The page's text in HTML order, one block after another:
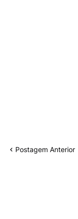
Postagem Anterior